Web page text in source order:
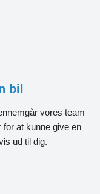
bil
vores team
for at kunne give en
ud til dig.